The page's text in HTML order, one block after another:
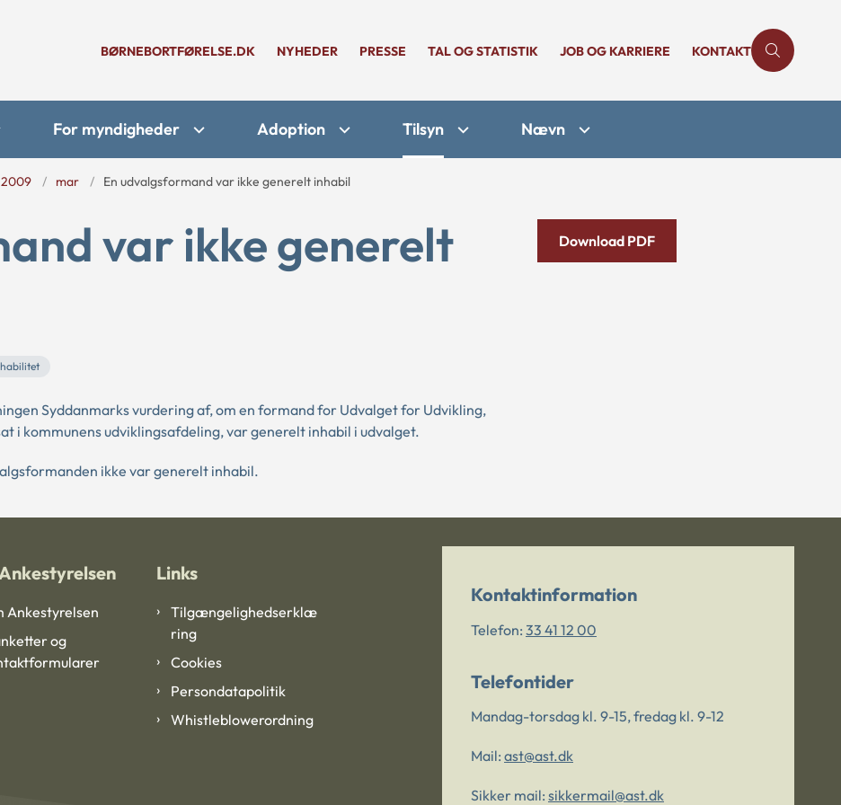
BØRNEBORTFØRELSE.DK NYHEDER PRESSE TAL OG STATISTIK JOB OG KARRIERE KONTAKT
For myndigheder Adoption Tilsyn Nævn
2009 mar En udvalgsformand var ikke generelt inhabil
var ikke generelt
Syddanmarks vurdering af, om en formand for Udvalget for Udvikling,
i kommunens udviklingsafdeling, var generelt inhabil i udvalget.
ikke var generelt inhabil.
Download PDF
Ankestyrelsen
og
Links
Tilgængelighedserklæ
ring
Cookies
Persondatapolitik
Whistleblowerordning
Kontaktinformation
Telefon: 33 41 12 00
Telefontider
Mandag-torsdag kl. 9-15, fredag kl. 9-12
Mail: ast@ast.dk
Sikker mail: sikkermail@ast.dk